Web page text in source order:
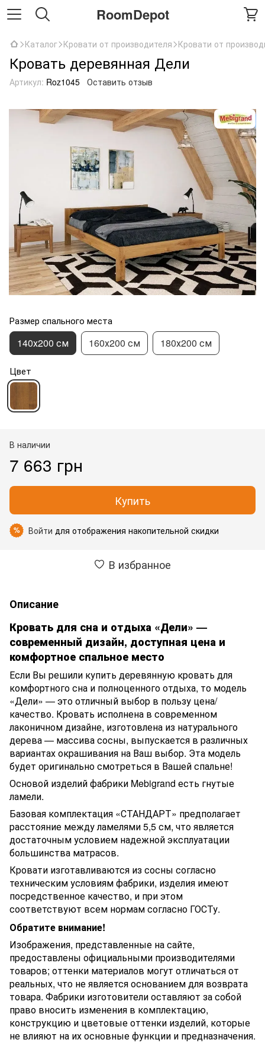
RoomDepot
Каталог Кровати от производителя Кровати от
Кровать деревянная Дели
Артикул: Roz1045 Оставить отзыв
Размер спального места
140х200 см 160х200 см 180х200 см
Цвет
В наличии
7 663 грн
Купить
% Войти для отображения накопительной скидки
В избранное
Описание
Кровать для сна и отдыха «Дели» —
современный дизайн, доступная цена и
комфортное спальное место
Если Вы решили купить деревянную кровать для
комфортного сна и полноценного отдыха, то модель
«Дели» — это отличный выбор в пользу цена/
качество. Кровать исполнена в современном
лаконичном дизайне, изготовлена из натурального
дерева — массива сосны, выпускается в различных
вариантах окрашивания на Ваш выбор. Эта модель
будет оригинально смотреться в Вашей спальне!
Основой изделий фабрики Mebigrand есть гнутые
ламели.
Базовая комплектация «СТАНДАРТ» предполагает
расстояние между ламелями 5,5 см, что является
достаточным условием надежной эксплуатации
большинства матрасов.
Кровати изготавливаются из сосны согласно
техническим условиям фабрики, изделия имеют
посредственное качество, и при этом
соответствуют всем нормам согласно ГОСТу.
Обратите внимание!
Изображения, представленные на сайте,
предоставлены официальными производителями
товаров; оттенки материалов могут отличаться от
реальных, что не является основанием для возврата
товара. Фабрики изготовители оставляют за собой
право вносить изменения в комплектацию,
конструкцию и цветовые оттенки изделий, которые
не влияют на их основные функции и предназначения.